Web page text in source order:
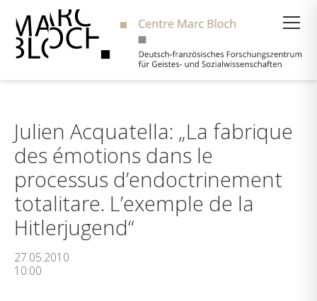
Julien Acquatella: „La fabrique
des émotions dans le
processus d’endoctrinement
totalitare. L’exemple de la
Hitlerjugend“
27.05.2010
10:00